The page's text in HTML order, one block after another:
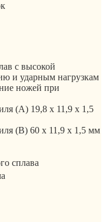
с высокой
и ударным нагрузкам
ножей при
(A) 19,8 x 11,9 x 1,5
(B) 60 x 11,9 x 1,5 мм
сплава